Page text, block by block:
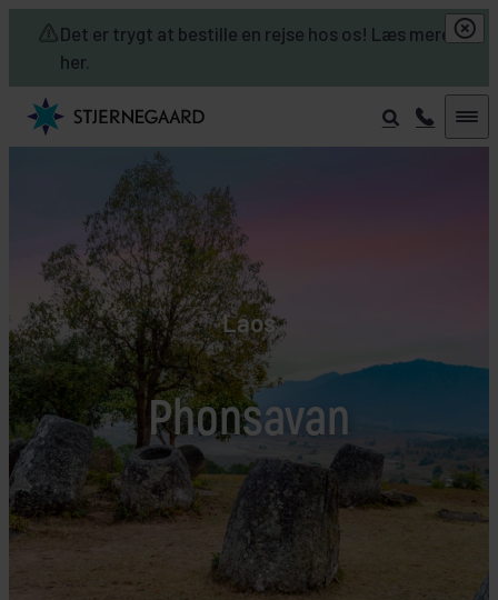
Det er trygt at bestille en rejse hos os! Læs mere
her.
Skip to main content
Phonsavan
Laos